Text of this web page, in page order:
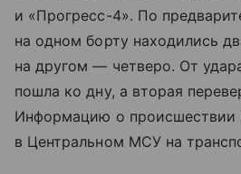
и «Прогресс-4». По
на одном борту находились
на другом — четверо. От
пошла ко дну, а вторая
Информацию о происшествии
в Центральном МСУ на